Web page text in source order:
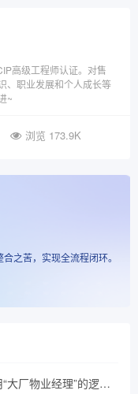
高级工程师认证。对售
、职业发展和个人成长等
~
浏览 173.9K
之苦，实现全流程闭环。
软考系统规划与管理师到底是干嘛的？用“大厂物业经理”的逻辑带你了解软考系规